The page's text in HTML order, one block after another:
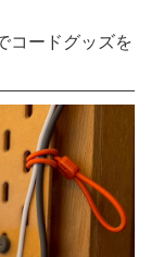
コードグッズを